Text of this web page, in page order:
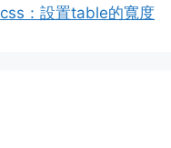
css：設置table的寬度